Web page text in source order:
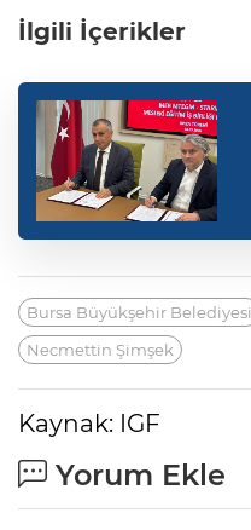
İlgili İçerikler
Bursa Büyükşehir Belediyesi
Necmettin Şimşek
Kaynak: IGF
Yorum Ekle